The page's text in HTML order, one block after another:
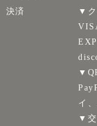
決済
▼ク
イ
▼